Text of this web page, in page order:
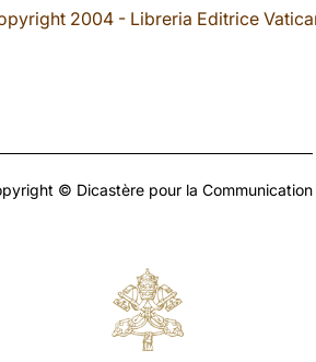
2004 - Libreria Editrice
© Dicastère pour la Communication